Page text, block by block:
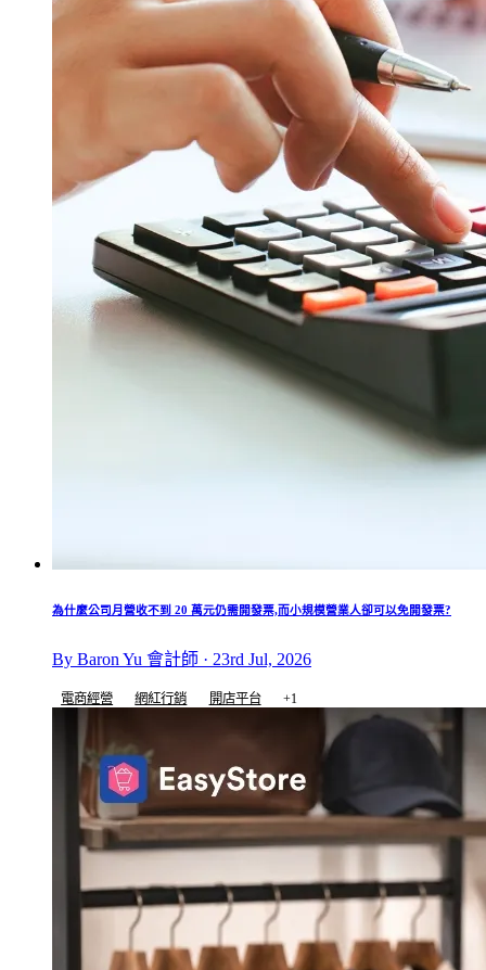
為什麼公司月營收不到 20 萬元仍需開發票,而小規模營業人卻可以免開發票?
By Baron Yu 會計師 · 23rd Jul, 2026
電商經營 網紅行銷 開店平台 +1